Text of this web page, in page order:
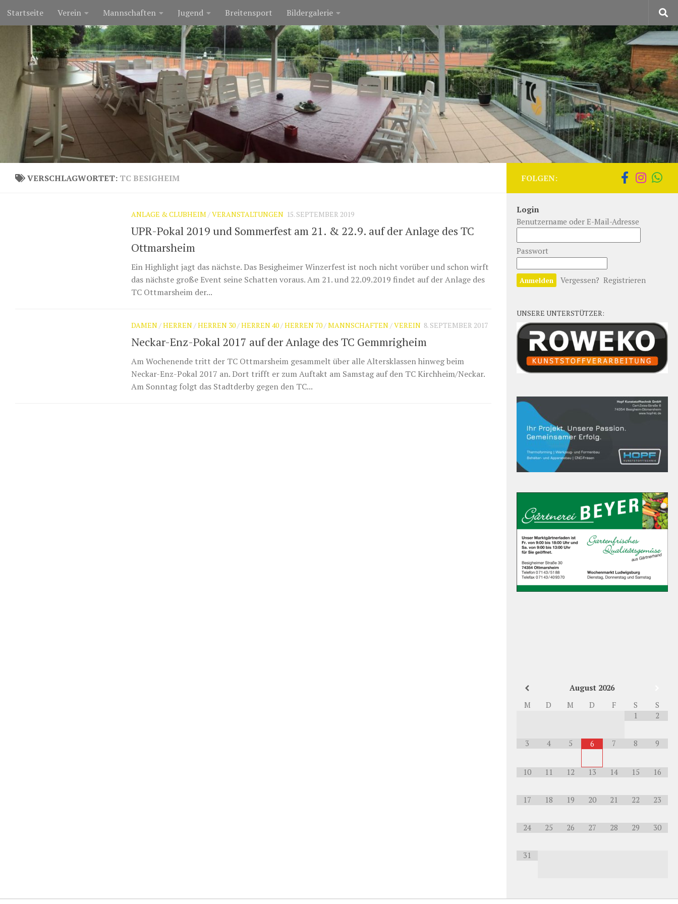
Zum Inhalt springen
Startseite Verein Mannschaften Jugend Breitensport Bildergalerie
VERSCHLAGWORTET: TC BESIGHEIM
ANLAGE & CLUBHEIM /VERANSTALTUNGEN 15. SEPTEMBER 2019
UPR-Pokal 2019 und Sommerfest am 21. & 22.9. auf der Anlage des TC
Ottmarsheim
Ein Highlight jagt das nächste. Das Besigheimer Winzerfest ist noch nicht vorüber und schon wirft
das nächste große Event seine Schatten voraus. Am 21. und 22.09.2019 findet auf der Anlage des
TC Ottmarsheim der...
DAMEN /HERREN /HERREN 30 /HERREN 40 /HERREN 70 /MANNSCHAFTEN /VEREIN 8. SEPTEMBER 2017
Neckar-Enz-Pokal 2017 auf der Anlage des TC Gemmrigheim
Am Wochenende tritt der TC Ottmarsheim gesammelt über alle Altersklassen hinweg beim
Neckar-Enz-Pokal 2017 an. Dort trifft er zum Auftakt am Samstag auf den TC Kirchheim/Neckar.
Am Sonntag folgt das Stadtderby gegen den TC...
FOLGEN:
Login
Benutzername oder E-Mail-Adresse
Passwort
Vergessen? Registrieren
UNSERE UNTERSTÜTZER:
August 2026
M
D M D F S
S
1
2
3 4 5 6 7 8 9
10 11 12 13 14 15 16
17 18 19 20 21 22 23
24 25 26 27 28 29 30
31